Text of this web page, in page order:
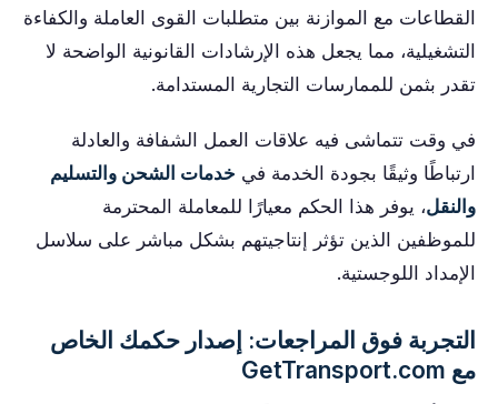
القطاعات مع الموازنة بين متطلبات القوى العاملة والكفاءة
التشغيلية، مما يجعل هذه الإرشادات القانونية الواضحة لا
تقدر بثمن للممارسات التجارية المستدامة.
في وقت تتماشى فيه علاقات العمل الشفافة والعادلة
ارتباطًا وثيقًا بجودة الخدمة في خدمات الشحن والتسليم
والنقل، يوفر هذا الحكم معيارًا للمعاملة المحترمة
للموظفين الذين تؤثر إنتاجيتهم بشكل مباشر على سلاسل
الإمداد اللوجستية.
التجربة فوق المراجعات: إصدار حكمك الخاص
مع GetTransport.com